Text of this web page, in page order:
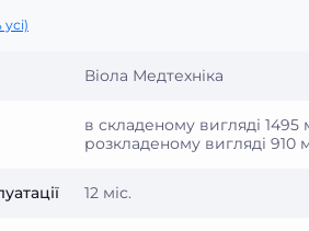
Віола Медтехніка
в складеному вигляді 1495
розкладеному вигляді 910
12 міс.